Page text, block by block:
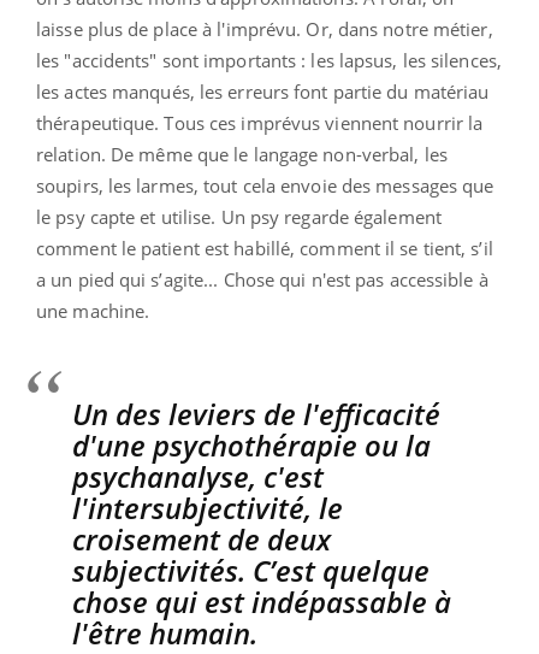
laisse plus de place à l'imprévu. Or, dans notre métier,
les "accidents" sont importants : les lapsus, les silences,
les actes manqués, les erreurs font partie du matériau
thérapeutique. Tous ces imprévus viennent nourrir la
relation. De même que le langage non-verbal, les
soupirs, les larmes, tout cela envoie des messages que
le psy capte et utilise. Un psy regarde également
comment le patient est habillé, comment il se tient, s’il
a un pied qui s’agite... Chose qui n'est pas accessible à
une machine.
Un des leviers de l'efficacité
d'une psychothérapie ou la
psychanalyse, c'est
l'intersubjectivité, le
croisement de deux
subjectivités. C’est quelque
chose qui est indépassable à
l'être humain.